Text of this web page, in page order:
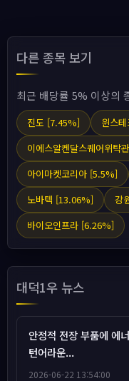
다른 종목 보기
최근 배당률 5% 이상의
진도 [7.45%]
윈스
이에스알켄달스퀘어위탁
아이마켓코리아 [5.5%]
노바텍 [13.06%]
강
바이오인프라 [6.26%]
대덕1우 뉴스
안정적 전장 부품에 에
턴어라운...
2026-06-22 13:54:00